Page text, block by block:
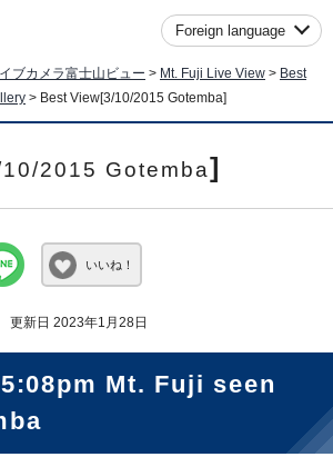
Foreign language
ブカメラ富士山ビュー > Mt. Fuji Live View > Best
> Best View[3/10/2015 Gotemba]
2015 Gotemba]
いいね！
更新日 2023年1月28日
Mt. Fuji seen